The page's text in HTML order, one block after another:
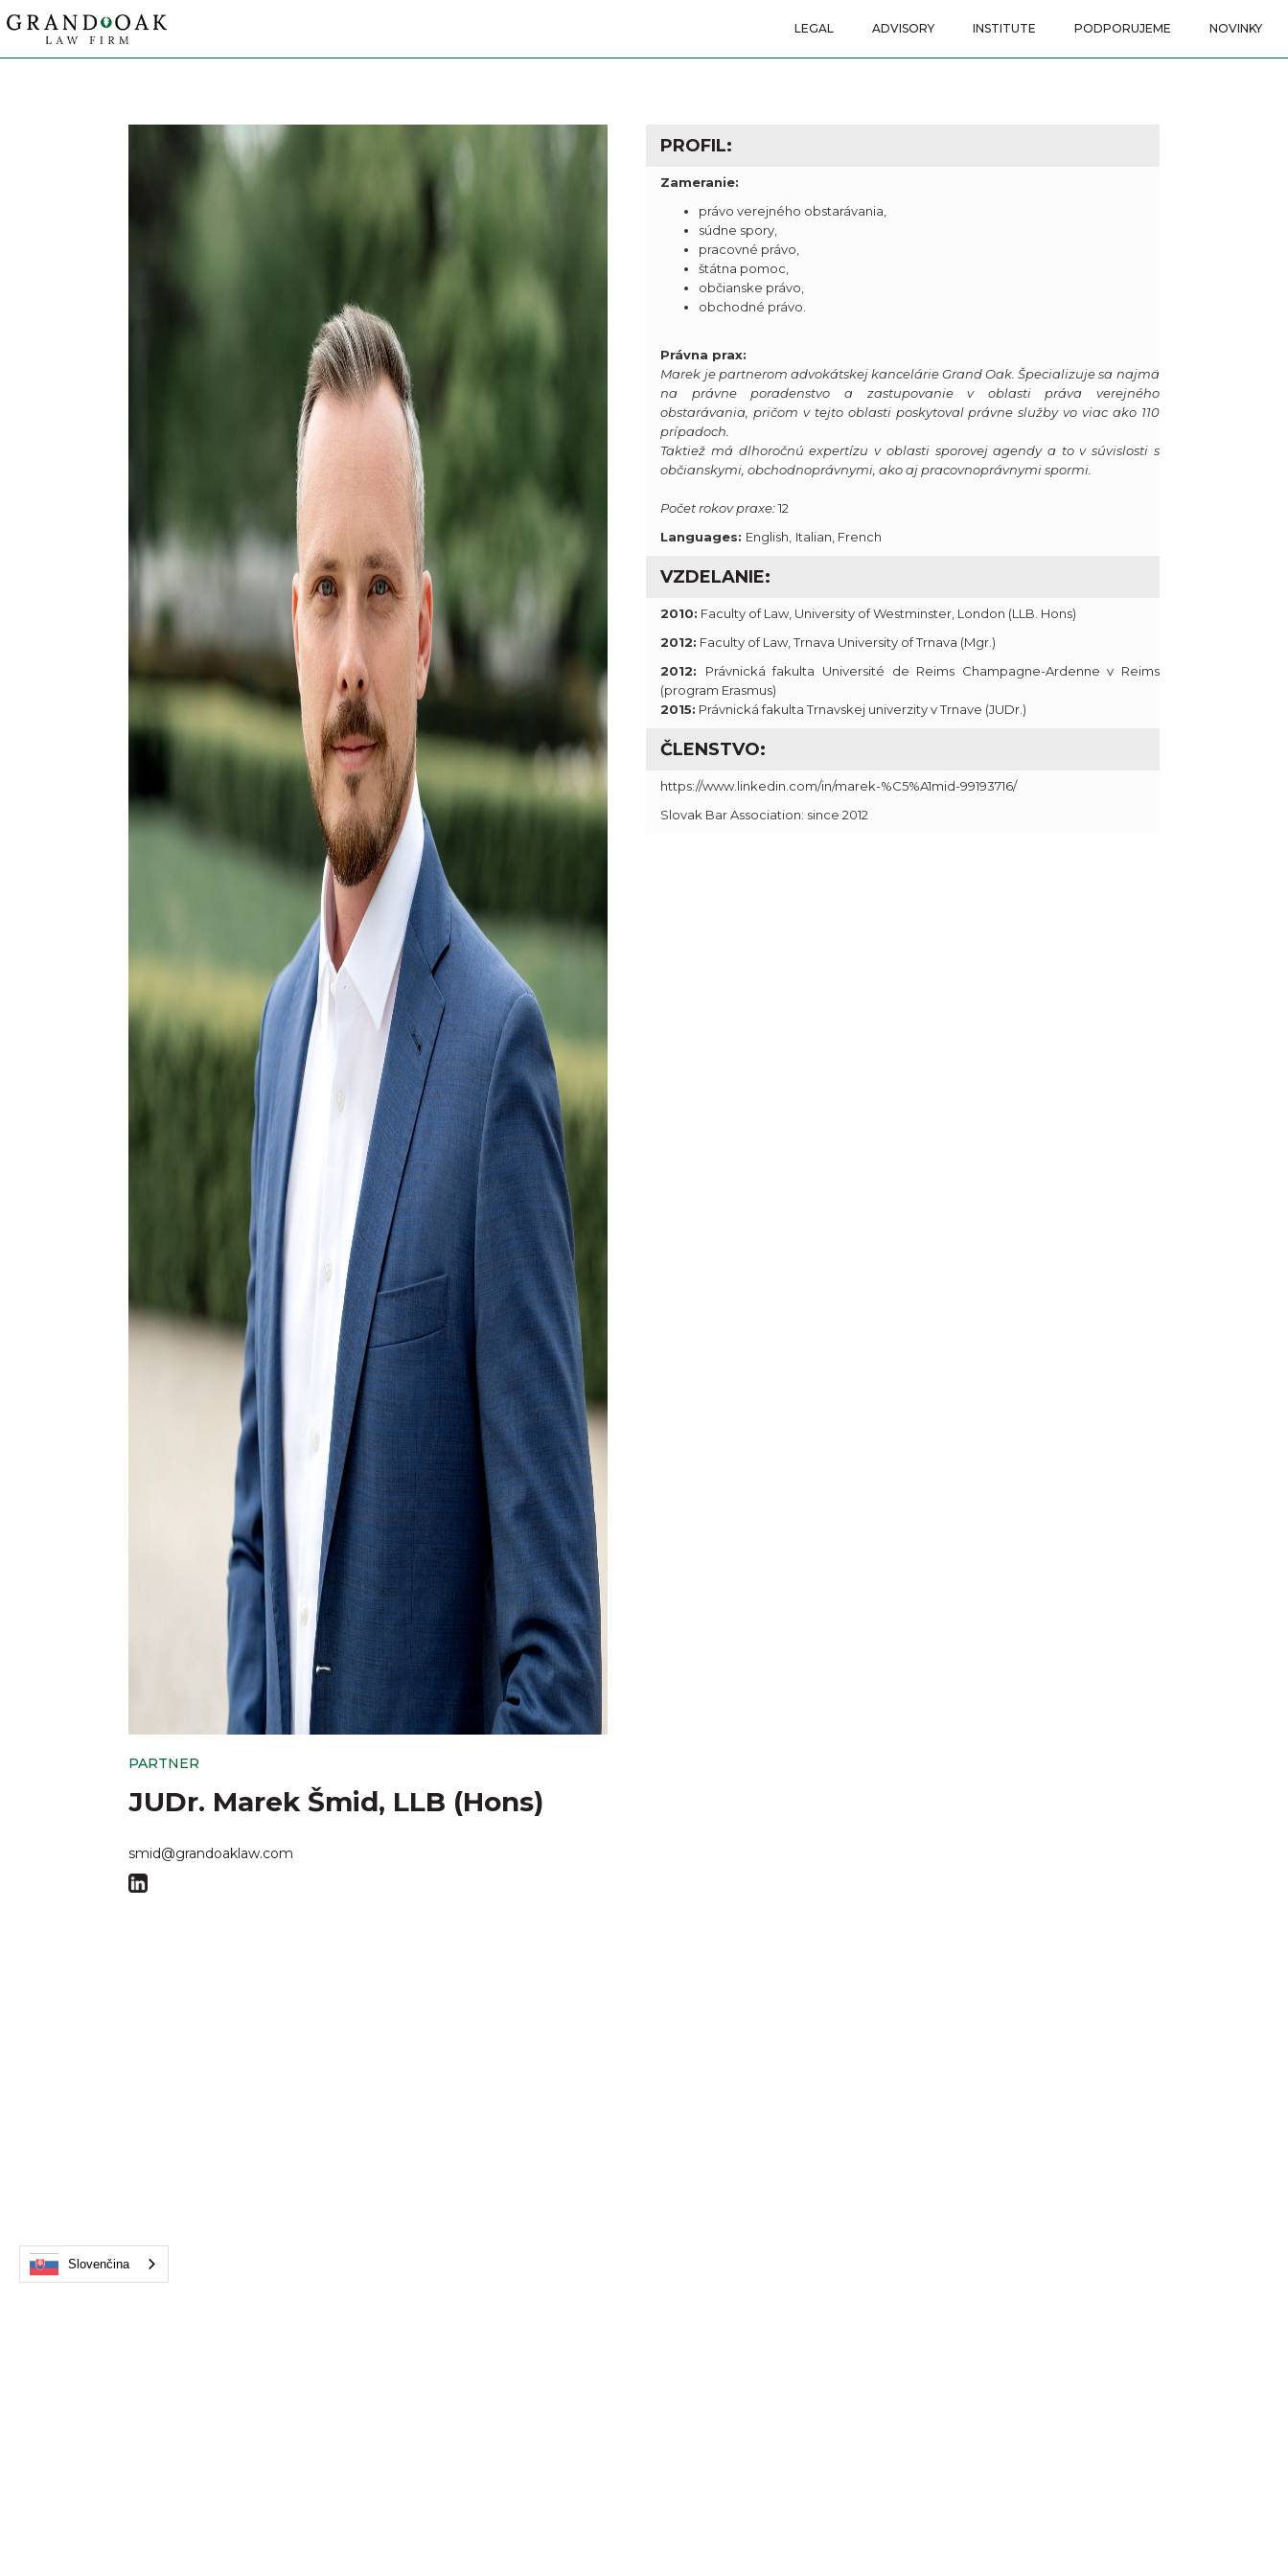
LEGAL ADVISORY INSTITUTE PODPORUJEME NOVINKY
PARTNER
JUDr. Marek Šmid, LLB (Hons)
smid@grandoaklaw.com
PROFIL:
Zameranie:
právo verejného obstarávania,
súdne spory,
pracovné právo,
štátna pomoc,
občianske právo,
obchodné právo.
Právna prax:
Marek je partnerom advokátskej kancelárie Grand Oak. Špecializuje sa najmä
na právne poradenstvo a zastupovanie v oblasti práva verejného
obstarávania, pričom v tejto oblasti poskytoval právne služby vo viac ako 110
prípadoch.
Taktiež má dlhoročnú expertízu v oblasti sporovej agendy a to v súvislosti s
občianskymi, obchodnoprávnymi, ako aj pracovnoprávnymi spormi.
Počet rokov praxe:12
Languages: English, Italian, French
VZDELANIE:
2010: Faculty of Law, University of Westminster, London (LLB. Hons)
2012: Faculty of Law, Trnava University of Trnava (Mgr.)
2012: Právnická fakulta Université de Reims Champagne-Ardenne v Reims
(program Erasmus)
2015: Právnická fakulta Trnavskej univerzity v Trnave (JUDr.)
ČLENSTVO:
https://www.linkedin.com/in/marek-%C5%A1mid-99193716/
Slovak Bar Association: since 2012
Slovenčina